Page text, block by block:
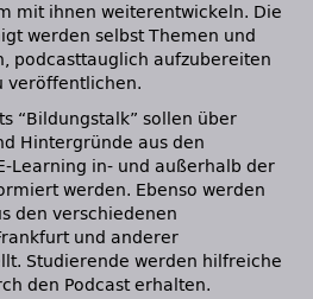
mit ihnen weiterentwickeln. Die
werden selbst Themen und
podcasttauglich aufzubereiten
veröffentlichen.
“Bildungstalk” sollen über
Hintergründe aus den
Learning in- und außerhalb der
werden. Ebenso werden
den verschiedenen
und anderer
Studierende werden hilfreiche
den Podcast erhalten.